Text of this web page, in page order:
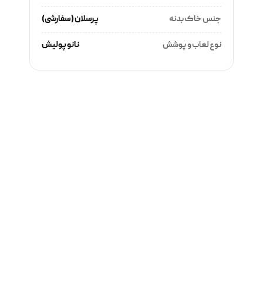
جنس خاک بدنه پرسلان (سفارشی)
نوع لعاب و پوشش نانو پولیش